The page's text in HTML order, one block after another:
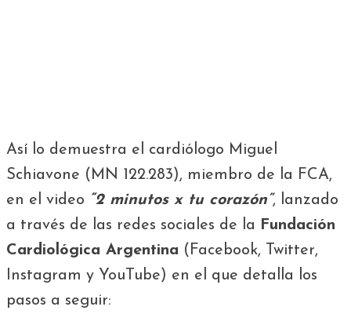
Así lo demuestra el cardiólogo Miguel
Schiavone (MN 122.283), miembro de la FCA,
en el video “2 minutos x tu corazón”, lanzado
a través de las redes sociales de la Fundación
Cardiológica Argentina (Facebook, Twitter,
Instagram y YouTube) en el que detalla los
pasos a seguir: